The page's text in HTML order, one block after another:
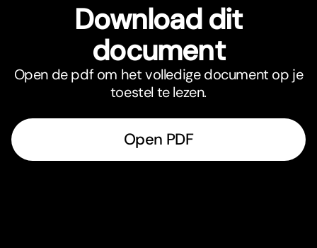
Download dit
document
Open de pdf om het volledige document op je
toestel te lezen.
Open PDF